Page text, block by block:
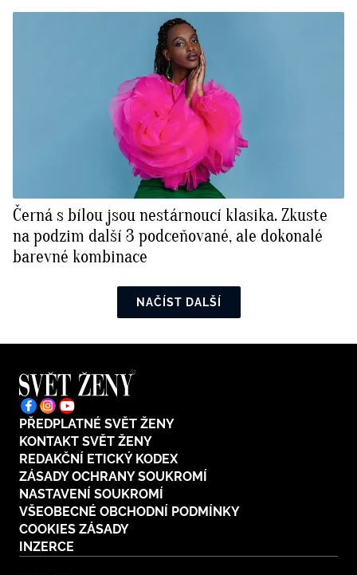
Černá s bílou jsou nestárnoucí klasika. Zkuste
na podzim další 3 podceňované, ale dokonalé
barevné kombinace
NAČÍST DALŠÍ
PŘEDPLATNÉ SVĚT ŽENY
KONTAKT SVĚT ŽENY
REDAKČNÍ ETICKÝ KODEX
ZÁSADY OCHRANY SOUKROMÍ
NASTAVENÍ SOUKROMÍ
VŠEOBECNÉ OBCHODNÍ PODMÍNKY
COOKIES ZÁSADY
INZERCE